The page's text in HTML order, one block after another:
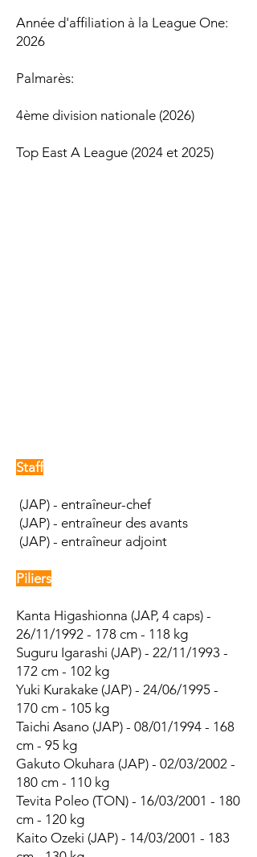
Année d'affiliation à la League One:
2026
Palmarès:​​
4ème division nationale (2026)
Top East A League (2024 et 2025)
Staff
(JAP) - entraîneur-chef
(JAP) - entraîneur des avants
(JAP) - entraîneur adjoint
Piliers
Kanta Higashionna (JAP, 4 caps) -
26/11/1992 - 178 cm - 118 kg
Suguru Igarashi (JAP) - 22/11/1993 -
172 cm - 102 kg
Yuki Kurakake (JAP) - 24/06/1995 -
170 cm - 105 kg
Taichi Asano (JAP) - 08/01/1994 - 168
cm - 95 kg
Gakuto Okuhara (JAP) - 02/03/2002 -
180 cm - 110 kg
Tevita Poleo (TON) - 16/03/2001 - 180
cm - 120 kg
Kaito Ozeki (JAP) - 14/03/2001 - 183